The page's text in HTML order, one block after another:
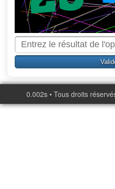
0.002s • Tous droits